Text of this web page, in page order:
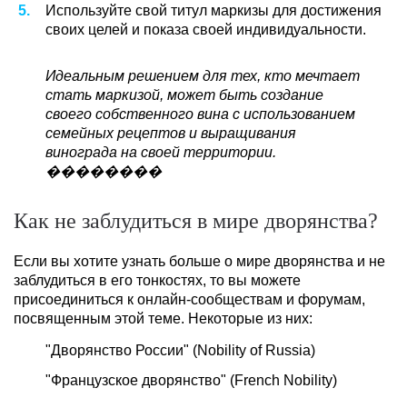
Используйте свой титул маркизы для достижения
своих целей и показа своей индивидуальности.
Идеальным решением для тех, кто мечтает
стать маркизой, может быть создание
своего собственного вина с использованием
семейных рецептов и выращивания
винограда на своей территории.
������‍��
Как не заблудиться в мире дворянства?
Если вы хотите узнать больше о мире дворянства и не
заблудиться в его тонкостях, то вы можете
присоединиться к онлайн-сообществам и форумам,
посвященным этой теме. Некоторые из них:
"Дворянство России" (Nobility of Russia)
"Французское дворянство" (French Nobility)